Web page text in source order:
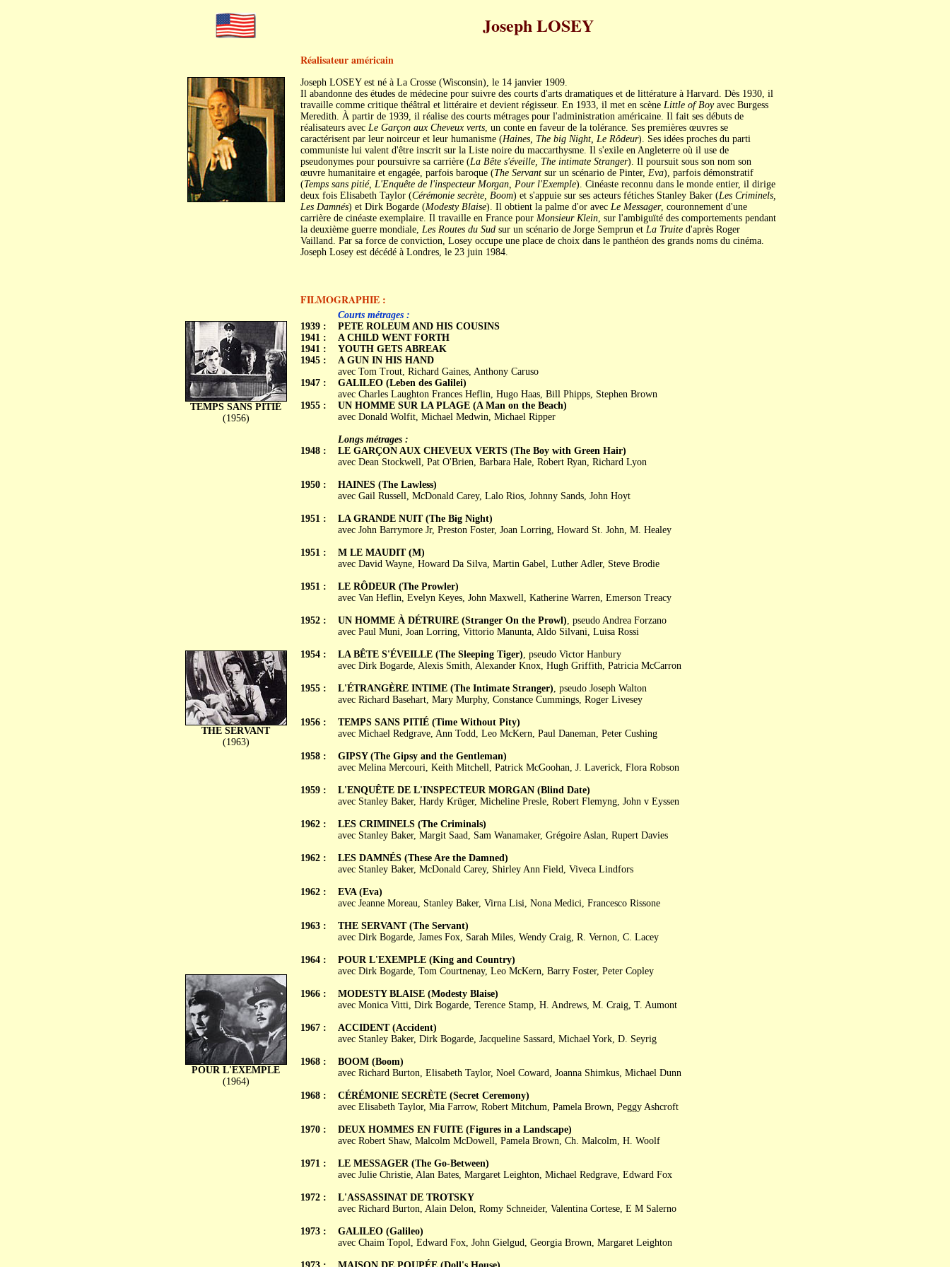
Joseph LOSEY
Réalisateur américain
Joseph LOSEY est né à La Crosse (Wisconsin), le 14 janvier 1909.
Il abandonne des études de médecine pour suivre des courts d'arts dramatiques et de littérature à Harvard. Dès 1930, il
travaille comme critique théâtral et littéraire et devient régisseur. En 1933, il met en scène Little of Boyavec Burgess
Meredith. À partir de 1939, il réalise des courts métrages pour l'administration américaine. Il fait ses débuts de
réalisateurs avec Le Garçon aux Cheveux verts, un conte en faveur de la tolérance. Ses premières œuvres se
caractérisent par leur noirceur et leur humanisme (Haines, The big Night, Le Rôdeur). Ses idées proches du parti
communiste lui valent d'être inscrit sur la Liste noire du maccarthysme. Il s'exile en Angleterre où il use de
pseudonymes pour poursuivre sa carrière (La Bête s'éveille, The intimate Stranger). Il poursuit sous son nom son
œuvre humanitaire et engagée, parfois baroque (The Servantsur un scénario de Pinter, Eva), parfois démonstratif
(Temps sans pitié, L'Enquête de l'inspecteur Morgan, Pour l'Exemple). Cinéaste reconnu dans le monde entier, il dirige
deux fois Elisabeth Taylor (Cérémonie secrète, Boom) et s'appuie sur ses acteurs fétiches Stanley Baker (Les Criminels,
Les Damnés) et Dirk Bogarde (Modesty Blaise). Il obtient la palme d'or avec Le Messager, couronnement d'une
carrière de cinéaste exemplaire. Il travaille en France pour Monsieur Klein, sur l'ambiguïté des comportements pendant
la deuxième guerre mondiale, Les Routes du Sudsur un scénario de Jorge Semprun et La Truited'après Roger
Vailland. Par sa force de conviction, Losey occupe une place de choix dans le panthéon des grands noms du cinéma.
Joseph Losey est décédé à Londres, le 23 juin 1984.
FILMOGRAPHIE :
TEMPS SANS PITIÉ
(1956)
THE SERVANT
(1963)
POUR L'EXEMPLE
(1964)
1939 :
1941 :
1941 :
1945 :
1947 :
1955 :
1948 :
1950 :
1951 :
1951 :
1951 :
1952 :
1954 :
1955 :
1956 :
1958 :
1959 :
1962 :
1962 :
1962 :
1963 :
1964 :
1966 :
1967 :
1968 :
1968 :
1970 :
1971 :
1972 :
1973 :
Courts métrages :
PETE ROLEUM AND HIS COUSINS
A CHILD WENT FORTH
YOUTH GETS ABREAK
A GUN IN HIS HAND
avec Tom Trout, Richard Gaines, Anthony Caruso
GALILEO (Leben des Galilei)
avec Charles Laughton Frances Heflin, Hugo Haas, Bill Phipps, Stephen Brown
UN HOMME SUR LA PLAGE (A Man on the Beach)
avec Donald Wolfit, Michael Medwin, Michael Ripper
Longs métrages :
LE GARÇON AUX CHEVEUX VERTS (The Boy with Green Hair)
avec Dean Stockwell, Pat O'Brien, Barbara Hale, Robert Ryan, Richard Lyon
HAINES (The Lawless)
avec Gail Russell, McDonald Carey, Lalo Rios, Johnny Sands, John Hoyt
LA GRANDE NUIT (The Big Night)
avec John Barrymore Jr, Preston Foster, Joan Lorring, Howard St. John, M. Healey
M LE MAUDIT (M)
avec David Wayne, Howard Da Silva, Martin Gabel, Luther Adler, Steve Brodie
LE RÔDEUR (The Prowler)
avec Van Heflin, Evelyn Keyes, John Maxwell, Katherine Warren, Emerson Treacy
UN HOMME À DÉTRUIRE (Stranger On the Prowl), pseudo Andrea Forzano
avec Paul Muni, Joan Lorring, Vittorio Manunta, Aldo Silvani, Luisa Rossi
LA BÊTE S'ÉVEILLE (The Sleeping Tiger), pseudo Victor Hanbury
avec Dirk Bogarde, Alexis Smith, Alexander Knox, Hugh Griffith, Patricia McCarron
L'ÉTRANGÈRE INTIME (The Intimate Stranger), pseudo Joseph Walton
avec Richard Basehart, Mary Murphy, Constance Cummings, Roger Livesey
TEMPS SANS PITIÉ (Time Without Pity)
avec Michael Redgrave, Ann Todd, Leo McKern, Paul Daneman, Peter Cushing
GIPSY (The Gipsy and the Gentleman)
avec Melina Mercouri, Keith Mitchell, Patrick McGoohan, J. Laverick, Flora Robson
L'ENQUÊTE DE L'INSPECTEUR MORGAN (Blind Date)
avec Stanley Baker, Hardy Krüger, Micheline Presle, Robert Flemyng, John v Eyssen
LES CRIMINELS (The Criminals)
avec Stanley Baker, Margit Saad, Sam Wanamaker, Grégoire Aslan, Rupert Davies
LES DAMNÉS (These Are the Damned)
avec Stanley Baker, McDonald Carey, Shirley Ann Field, Viveca Lindfors
EVA (Eva)
avec Jeanne Moreau, Stanley Baker, Virna Lisi, Nona Medici, Francesco Rissone
THE SERVANT (The Servant)
avec Dirk Bogarde, James Fox, Sarah Miles, Wendy Craig, R. Vernon, C. Lacey
POUR L'EXEMPLE (King and Country)
avec Dirk Bogarde, Tom Courtnenay, Leo McKern, Barry Foster, Peter Copley
MODESTY BLAISE (Modesty Blaise)
avec Monica Vitti, Dirk Bogarde, Terence Stamp, H. Andrews, M. Craig, T. Aumont
ACCIDENT (Accident)
avec Stanley Baker, Dirk Bogarde, Jacqueline Sassard, Michael York, D. Seyrig
BOOM (Boom)
avec Richard Burton, Elisabeth Taylor, Noel Coward, Joanna Shimkus, Michael Dunn
CÉRÉMONIE SECRÈTE (Secret Ceremony)
avec Elisabeth Taylor, Mia Farrow, Robert Mitchum, Pamela Brown, Peggy Ashcroft
DEUX HOMMES EN FUITE (Figures in a Landscape)
avec Robert Shaw, Malcolm McDowell, Pamela Brown, Ch. Malcolm, H. Woolf
LE MESSAGER (The Go-Between)
avec Julie Christie, Alan Bates, Margaret Leighton, Michael Redgrave, Edward Fox
L'ASSASSINAT DE TROTSKY
avec Richard Burton, Alain Delon, Romy Schneider, Valentina Cortese, E M Salerno
GALILEO (Galileo)
avec Chaim Topol, Edward Fox, John Gielgud, Georgia Brown, Margaret Leighton